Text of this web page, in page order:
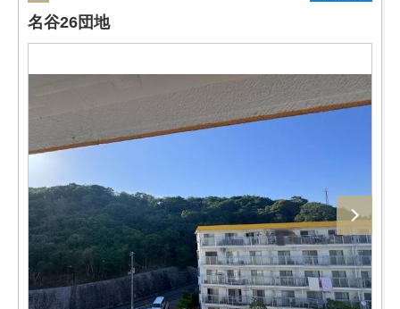
名谷26団地